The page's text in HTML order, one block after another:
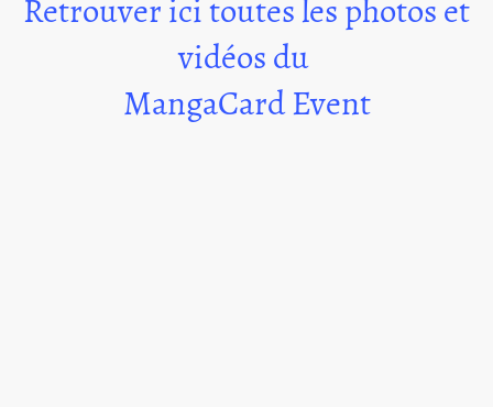
Retrouver ici toutes les photos et
vidéos du
MangaCard Event